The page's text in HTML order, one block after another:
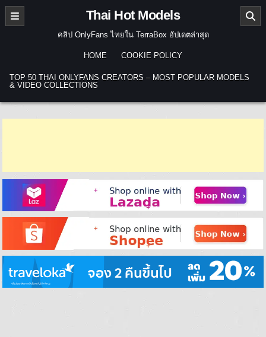
Skip to content
Thai Hot Models
คลิป OnlyFans ไทยใน TerraBox อัปเดตล่าสุด
HOME COOKIE POLICY
TOP 50 THAI ONLYFANS CREATORS – MOST POPULAR MODELS
& VIDEO COLLECTIONS